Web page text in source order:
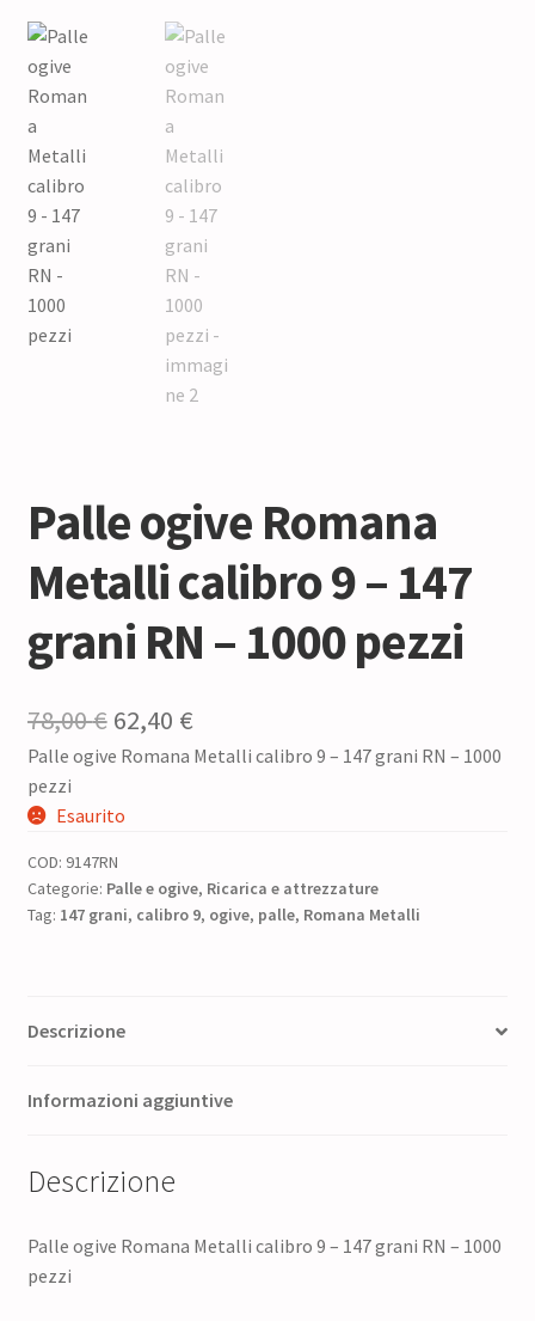
Palle ogive Romana
Metalli calibro 9 – 147
grani RN – 1000 pezzi
78,00€ Il
prezzo
78,00 €.
62,40 €Il
prezzo
62,40 €.
Palle ogive Romana Metalli calibro 9 – 147 grani RN – 1000
pezzi
Esaurito
COD: 9147RN
Categorie: Palle e ogive, Ricarica e attrezzature
Tag: 147 grani, calibro 9, ogive, palle, Romana Metalli
Descrizione
Informazioni aggiuntive
Descrizione
Palle ogive Romana Metalli calibro 9 – 147 grani RN – 1000
pezzi